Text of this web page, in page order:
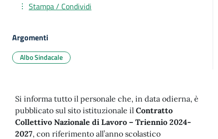
Stampa / Condividi
Argomenti
Albo Sindacale
Si informa tutto il personale che, in data odierna, è
pubblicato sul sito istituzionale il Contratto
Collettivo Nazionale di Lavoro – Triennio 2024-
2027, con riferimento all’anno scolastico